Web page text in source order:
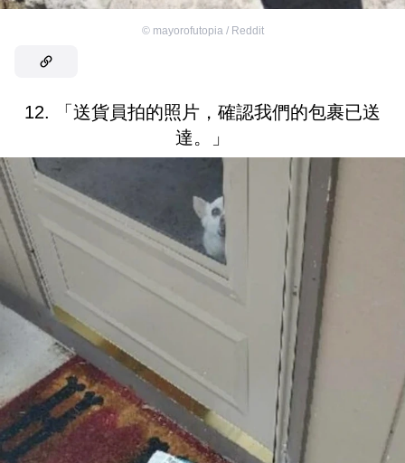
© mayorofutopia / Reddit
12. 「送貨員拍的照片，確認我們的包裹已送
達。」